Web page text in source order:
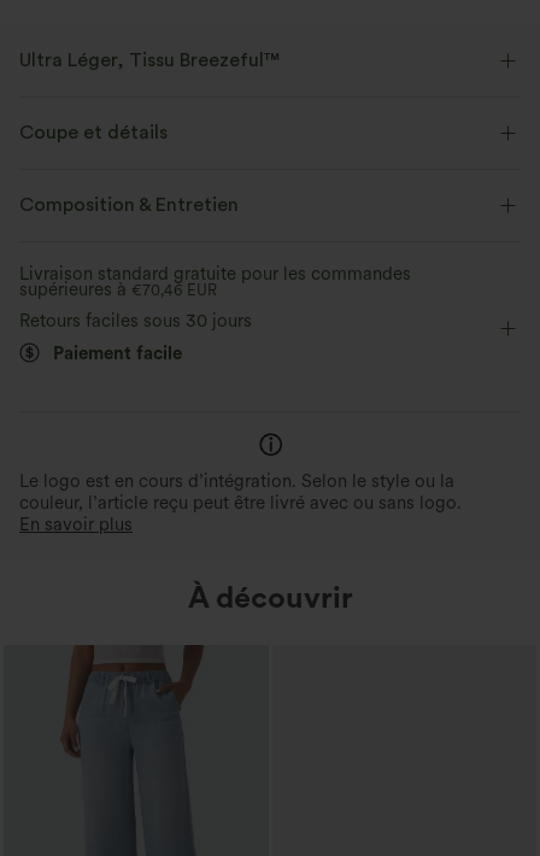
Ultra Léger, Tissu Breezeful™
sèche rapidement pour un confort supplémentaire.
Coupe et détails
Short intégré Taille plate
Longueur cheville sans pli
Composition & Entretien
Livraison standard gratuite pour les commandes
supérieures à €70,46 EUR
Retours faciles sous 30 jours
Paiement facile
Le logo est en cours d’intégration. Selon le style ou la
couleur, l’article reçu peut être livré avec ou sans logo.
En savoir plus
À découvrir